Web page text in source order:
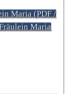
Maria (PDF /
Maria